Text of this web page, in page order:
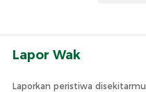
Lapor Wak
Laporkan peristiwa disekitarmu